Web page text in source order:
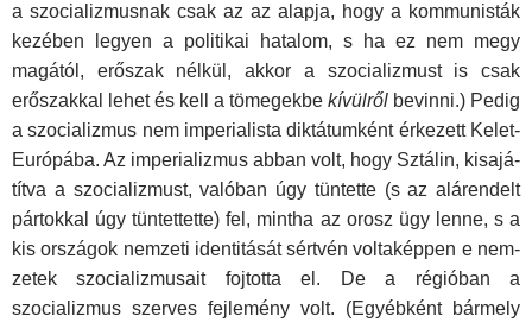
a szocializmusnak csak az az alapja, hogy a kommunisták
kezében legyen a politikai hatalom, s ha ez nem megy
magától, erőszak nélkül, akkor a szocializmust is csak
erőszakkal lehet és kell a tömegekbe kívülről bevinni.) Pedig
a szocializmus nem imperialista diktátumként érkezett Kelet-
Európába. Az imperializmus abban volt, hogy Sztálin, kisajá­
títva a szocializmust, valóban úgy tüntette (s az alárendelt
pártokkal úgy tüntettette) fel, mintha az orosz ügy lenne, s a
kis országok nemzeti identitását sértvén voltaképpen e nem­
zetek szocializmusait fojtotta el. De a régióban a
szocializmus szerves fejlemény volt. (Egyébként bármely